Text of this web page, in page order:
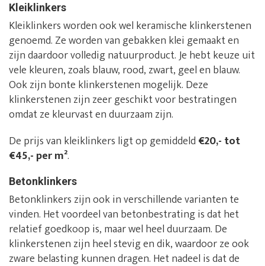
Kleiklinkers
Kleiklinkers worden ook wel keramische klinkerstenen
genoemd. Ze worden van gebakken klei gemaakt en
zijn daardoor volledig natuurproduct. Je hebt keuze uit
vele kleuren, zoals blauw, rood, zwart, geel en blauw.
Ook zijn bonte klinkerstenen mogelijk. Deze
klinkerstenen zijn zeer geschikt voor bestratingen
omdat ze kleurvast en duurzaam zijn.
De prijs van kleiklinkers ligt op gemiddeld €20,- tot
€45,- per m².
Betonklinkers
Betonklinkers zijn ook in verschillende varianten te
vinden. Het voordeel van betonbestrating is dat het
relatief goedkoop is, maar wel heel duurzaam. De
klinkerstenen zijn heel stevig en dik, waardoor ze ook
zware belasting kunnen dragen. Het nadeel is dat de